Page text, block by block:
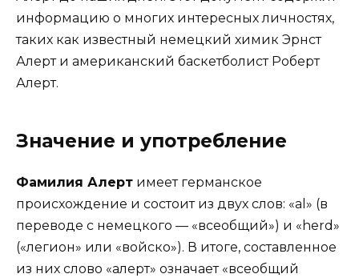
информацию о многих интересных личностях,
таких как известный немецкий химик Эрнст
Алерт и американский баскетболист Роберт
Алерт.
Значение и употребление
Фамилия Алерт имеет германское
происхождение и состоит из двух слов: «al» (в
переводе с немецкого — «всеобщий») и «herd»
(«легион» или «войско»). В итоге, составленное
из них слово «алерт» означает «всеобщий